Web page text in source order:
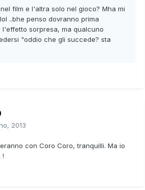
film e l'altra solo nel gioco? Mha mi
..bhe penso dovranno prima
l'effetto sorpresa, ma qualcuno
"oddio che gli succede? sta
2013
con Coro Coro, tranquilli. Ma io
!